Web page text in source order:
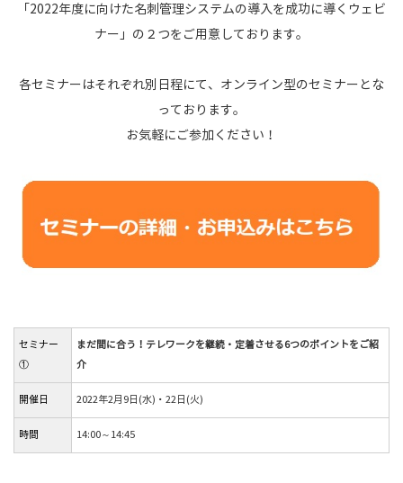
「2022年度に向けた名刺管理システムの導入を成功に導くウェビ
ナー」の２つをご用意しております。
各セミナーはそれぞれ別日程にて、オンライン型のセミナーとな
っております。
お気軽にご参加ください！
セミナー
①
まだ間に合う！テレワークを継続・定着させる6つのポイントをご紹
介
開催日 2022年2月9日(水)・22日(火)
時間 14:00～14:45